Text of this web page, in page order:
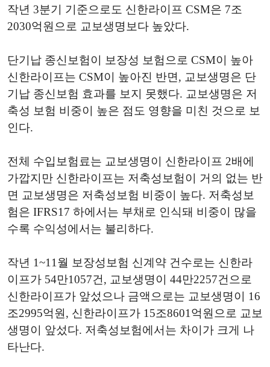
작년 3분기 기준으로도 신한라이프 CSM은 7조
2030억원으로 교보생명보다 높았다.
단기납 종신보험이 보장성 보험으로 CSM이 높아
신한라이프는 CSM이 높아진 반면, 교보생명은 단
기납 종신보험 효과를 보지 못했다. 교보생명은 저
축성 보험 비중이 높은 점도 영향을 미친 것으로 보
인다.
전체 수입보험료는 교보생명이 신한라이프 2배에
가깝지만 신한라이프는 저축성보험이 거의 없는 반
면 교보생명은 저축성보험 비중이 높다. 저축성보
험은 IFRS17 하에서는 부채로 인식돼 비중이 많을
수록 수익성에서는 불리하다.
작년 1~11월 보장성보험 신계약 건수로는 신한라
이프가 54만1057건, 교보생명이 44만2257건으로
신한라이프가 앞섰으나 금액으로는 교보생명이 16
조2995억원, 신한라이프가 15조8601억원으로 교보
생명이 앞섰다. 저축성보험에서는 차이가 크게 나
타난다.